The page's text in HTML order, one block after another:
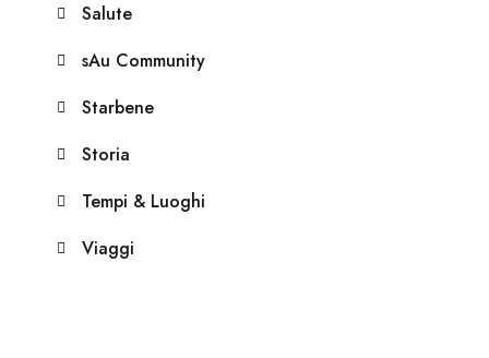
Salute
sAu Community
Starbene
Storia
Tempi & Luoghi
Viaggi